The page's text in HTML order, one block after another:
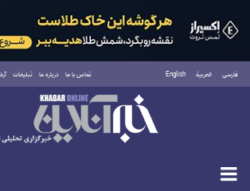
فارسی العربية English تماس با ما درباره ما تبلیغات
یکشنبه ۱۸ مرداد ۱۴۰۵